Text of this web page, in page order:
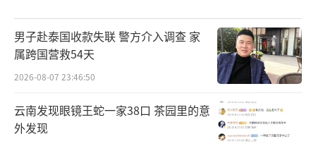
男子赴泰国收款失联 警方介入调查 家
属跨国营救54天
2026-08-07 23:46:50
云南发现眼镜王蛇一家38口 茶园里的意
外发现